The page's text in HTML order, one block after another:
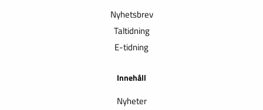
Nyhetsbrev
Taltidning
E-tidning
Innehåll
Nyheter